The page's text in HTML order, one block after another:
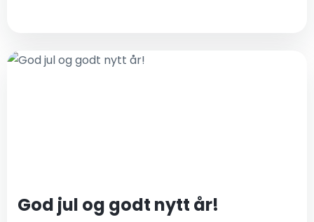
God jul og godt nytt år!